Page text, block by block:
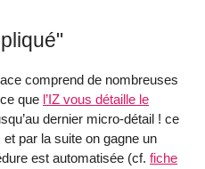
comprend de nombreuses
que l’IZ vous détaille le
dernier micro-détail ! ce
et par la suite on gagne un
est automatisée (cf. fiche